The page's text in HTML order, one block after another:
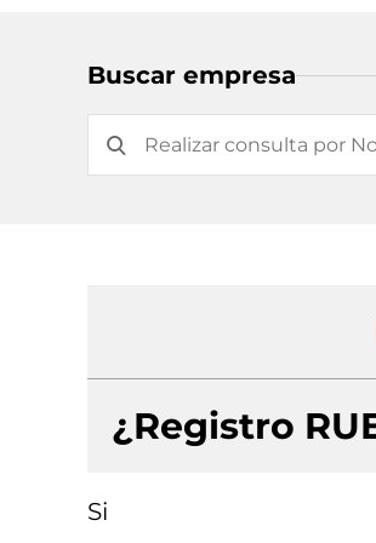
Buscar empresa
¿Registro
Si